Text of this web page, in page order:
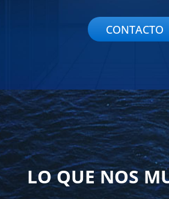
CONTACTO
LO QUE NOS